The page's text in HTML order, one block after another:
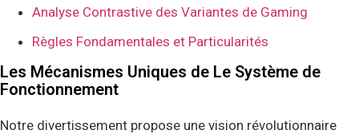
Analyse Contrastive des Variantes de Gaming
Règles Fondamentales et Particularités
Les Mécanismes Uniques de Le Système de
Fonctionnement
Notre divertissement propose une vision révolutionnaire